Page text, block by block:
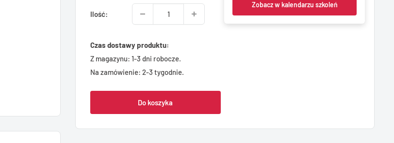
Zobacz w kalendarzu szkoleń
Ilość:
Czas dostawy produktu:
Z magazynu: 1-3 dni robocze.
Na zamówienie: 2-3 tygodnie.
Do koszyka